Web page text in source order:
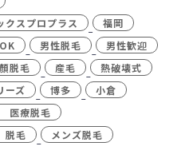
クスプロプラス
福岡
男性脱毛
男性歓迎
顏脱毛 産毛
熱破壊式
ーズ
博多
小倉
医療脱毛
脱毛
メンズ脱毛